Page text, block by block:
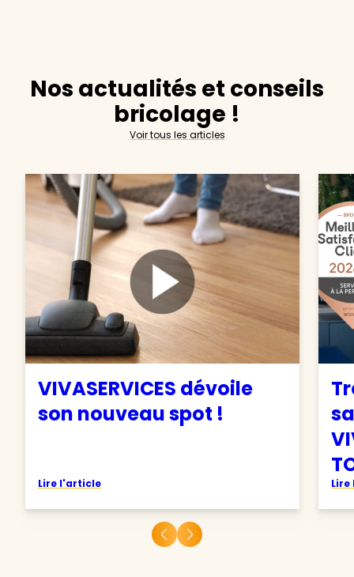
Nos actualités et conseils
bricolage !
Voir tous les articles
VIVASERVICES dévoile
son nouveau spot !
Lire l'article